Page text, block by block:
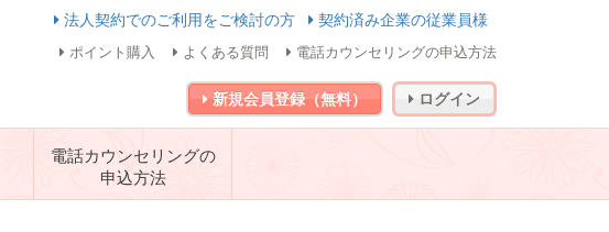
法人契約でのご利用をご検討の方 契約済み企業の従業員様
ポイント購入 よくある質問 電話カウンセリングの申込方法
新規会員登録（無料） ログイン
電話カウンセリングの
申込方法